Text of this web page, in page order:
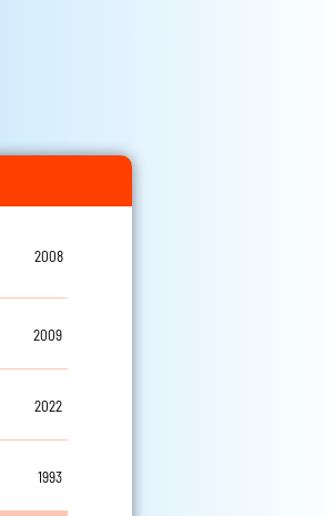
2008
2009
2022
1993